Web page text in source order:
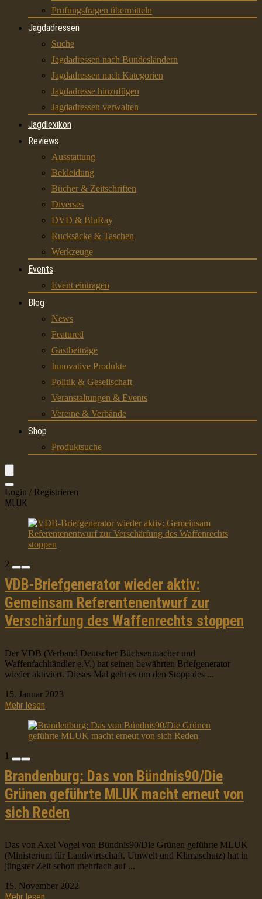
Prüfungsfragen übermitteln
Jagdadressen
Suche
Jagdadressen nach Bundesländern
Jagdadressen nach Kategorien
Jagdadresse hinzufügen
Jagdadressen verwalten
Jagdlexikon
Reviews
Ausstattung
Bekleidung
Bücher & Zeitschriften
Diverses
DVD & BluRay
Rucksäcke & Taschen
Werkzeuge
Events
Event eintragen
Blog
News
Featured
Gastbeiträge
Innovative Produkte
Politik & Gesellschaft
Veranstaltungen & Events
Vereine & Verbände
Shop
Produktsuche
Login / Registrieren
MLUK
2
VDB-Briefgenerator wieder aktiv:
Gemeinsam Referentenentwurf zur
Verschärfung des Waffenrechts stoppen
Der VDB (Verband Deutscher Büchsenmacher und
Waffenfachhändler e.V.) hat seinen bewährten Briefgenerator
wieder aktiviert. Dieses Mal geht es um den Stopp des ...
15. Januar 2023
Mehr lesen
1
Brandenburg: Das von Bündnis90/Die
Grünen geführte MLUK macht erneut von
sich Reden
Das von Axel Vogel von Bündnis90/Die Grünen geführte MLUK
(Ministerium für Landwirtschaft, Umwelt und Klimaschutz) hat in
jüngster Zeit schon mehrfach auf ...
15. November 2022